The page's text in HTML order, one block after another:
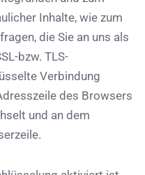
Inhalte, wie zum
die Sie an uns als
bzw. TLS-
Verbindung
des Browsers
und an dem